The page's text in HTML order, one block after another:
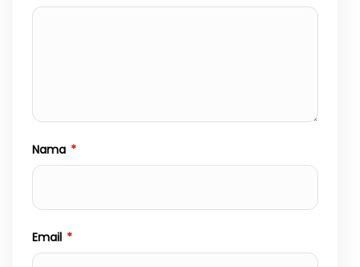
Nama *
Email *